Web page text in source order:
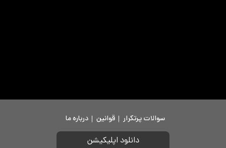
سوالات پرتکرار قوانین درباره ما
دانلود اپلیکیشن